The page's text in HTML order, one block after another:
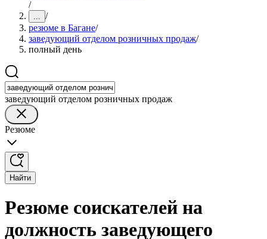
/
... /
резюме в Багане/
заведующий отделом розничных продаж/
полный день
заведующий отделом розничных продаж
Резюме
Найти
Резюме соискателей на
должность заведующего